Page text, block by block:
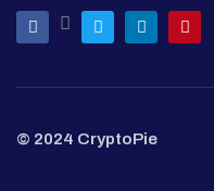
© 2024 CryptoPie